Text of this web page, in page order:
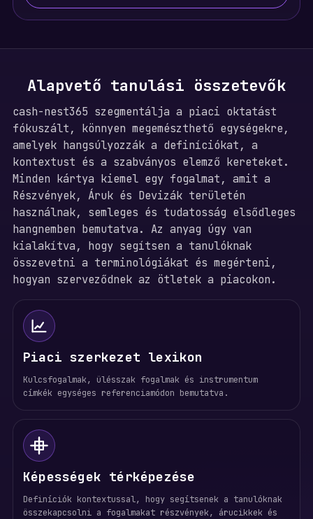
t
+
1
Alapvető tanulási összetevők
cash-nest365 szegmentálja a piaci oktatást
fókuszált, könnyen megemészthető egységekre,
amelyek hangsúlyozzák a definíciókat, a
kontextust és a szabványos elemző kereteket.
Minden kártya kiemel egy fogalmat, amit a
Részvények, Áruk és Devizák területén
használnak, semleges és tudatosság elsődleges
hangnemben bemutatva. Az anyag úgy van
kialakítva, hogy segítsen a tanulóknak
összevetni a terminológiákat és megérteni,
hogyan szerveződnek az ötletek a piacokon.
Piaci szerkezet lexikon
Kulcsfogalmak, ülésszak fogalmak és instrumentum
címkék egységes referenciamódon bemutatva.
Képességek térképezése
Definíciók kontextussal, hogy segítsenek a tanulóknak
összekapcsolni a fogalmakat részvények, árucikkek és